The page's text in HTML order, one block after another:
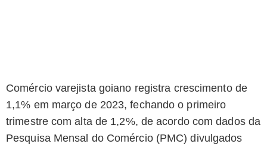
Comércio varejista goiano registra crescimento de
1,1% em março de 2023, fechando o primeiro
trimestre com alta de 1,2%, de acordo com dados da
Pesquisa Mensal do Comércio (PMC) divulgados